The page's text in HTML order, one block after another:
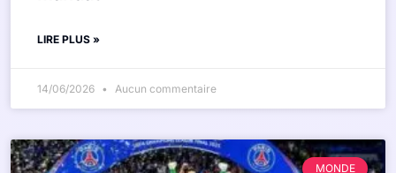
LIRE PLUS »
14/06/2026 Aucun commentaire
MONDE